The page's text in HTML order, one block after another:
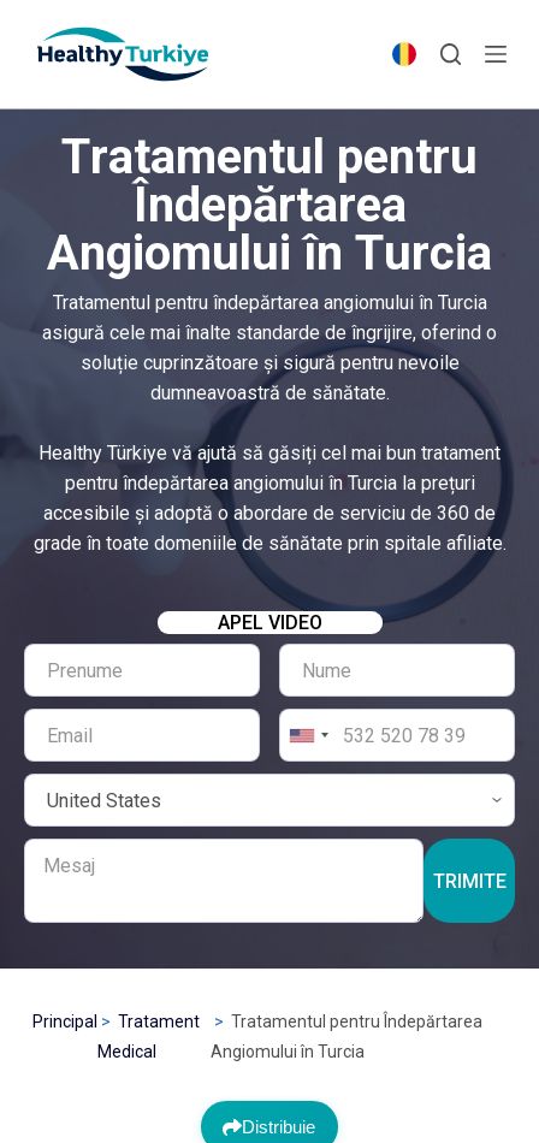
p
Tratamentul pentru
Îndepărtarea
Angiomului în Turcia
Tratamentul pentru îndepărtarea angiomului în Turcia
asigură cele mai înalte standarde de îngrijire, oferind o
soluție cuprinzătoare și sigură pentru nevoile
dumneavoastră de sănătate.
Healthy Türkiye vă ajută să găsiți cel mai bun tratament
pentru îndepărtarea angiomului în Turcia la prețuri
accesibile și adoptă o abordare de serviciu de 360 de
grade în toate domeniile de sănătate prin spitale afiliate.
APEL VIDEO
TRIMITE
Principal
Tratament
Medical
Tratamentul pentru Îndepărtarea
Angiomului în Turcia
Distribuie